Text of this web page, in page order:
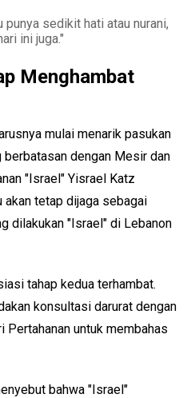
punya sedikit hati atau nurani,
ini juga."
Menghambat
mulai menarik pasukan
dengan Mesir dan
"Israel" Yisrael Katz
akan tetap dijaga sebagai
dilakukan "Israel" di Lebanon
tahap kedua terhambat.
konsultasi darurat dengan
Pertahanan untuk membahas
bahwa "Israel"